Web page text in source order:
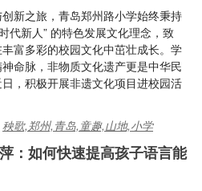
新之旅，青岛郑州路小学始终秉持
代新人” 的特色发展文化理念，致
富多彩的校园文化中茁壮成长。学
命脉，非物质文化遗产更是中华民
，积极开展非遗文化项目进校园活
秧歌,郑州,青岛,童趣,山地,小学
：如何快速提高孩子语言能